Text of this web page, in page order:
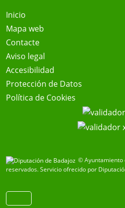
Inicio
Mapa web
Contacte
Aviso legal
Accesibilidad
Protección de Datos
Política de Cookies
© Ayuntamiento
reservados.Servicio ofrecido por